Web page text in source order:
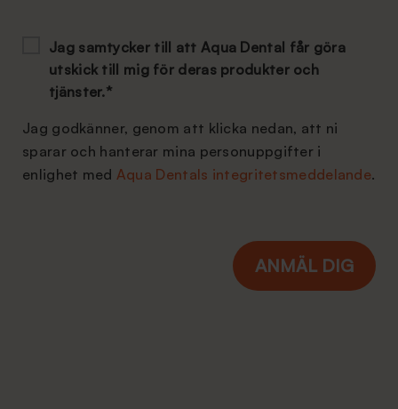
Jag samtycker till att Aqua Dental får göra
utskick till mig för deras produkter och
tjänster.*
Jag godkänner, genom att klicka nedan, att ni
sparar och hanterar mina personuppgifter i
enlighet med Aqua Dentals integritetsmeddelande.